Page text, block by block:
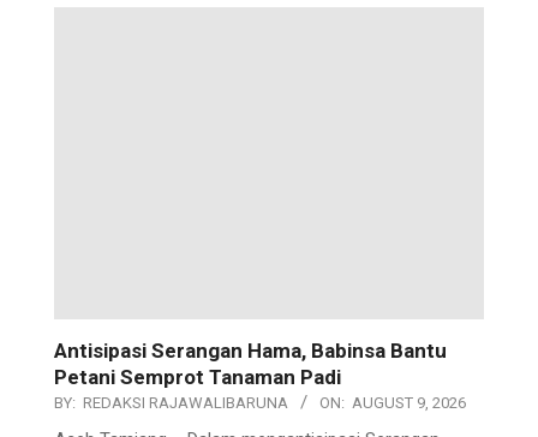
Antisipasi Serangan Hama, Babinsa Bantu
Petani Semprot Tanaman Padi
BY: REDAKSI RAJAWALIBARUNA ON: AUGUST 9, 2026